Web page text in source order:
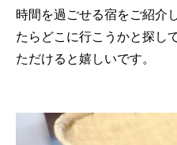
時間を過ごせる宿をご紹介
たらどこに行こうかと探し
ただけると嬉しいです。